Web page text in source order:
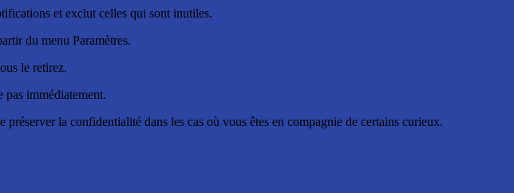
et exclut celles qui sont inutiles.
du menu Paramètres.
le retirez.
pas immédiatement.
la confidentialité dans les cas où vous êtes en compagnie de certains curieux.